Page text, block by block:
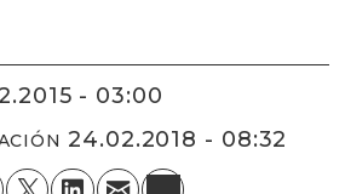
- 03:00
24.02.2018 - 08:32